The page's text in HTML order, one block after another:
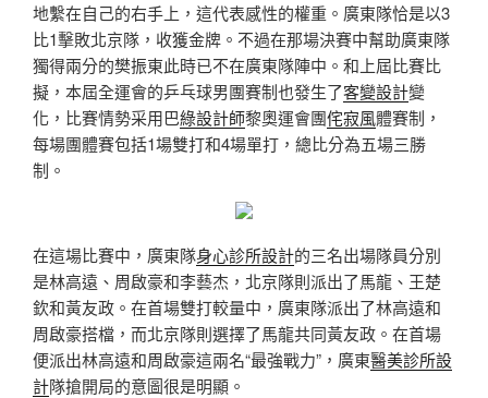
地繫在自己的右手上，這代表感性的權重。廣東隊恰是以3
比1擊敗北京隊，收獲金牌。不過在那場決賽中幫助廣東隊
獨得兩分的樊振東此時已不在廣東隊陣中。和上屆比賽比
擬，本屆全運會的乒乓球男團賽制也發生了客變設計變
化，比賽情勢采用巴綠設計師黎奧運會團侘寂風體賽制，
每場團體賽包括1場雙打和4場單打，總比分為五場三勝
制。
在這場比賽中，廣東隊身心診所設計的三名出場隊員分別
是林高遠、周啟豪和李藝杰，北京隊則派出了馬龍、王楚
欽和黃友政。在首場雙打較量中，廣東隊派出了林高遠和
周啟豪搭檔，而北京隊則選擇了馬龍共同黃友政。在首場
便派出林高遠和周啟豪這兩名“最強戰力”，廣東醫美診所設
計隊搶開局的意圖很是明顯。